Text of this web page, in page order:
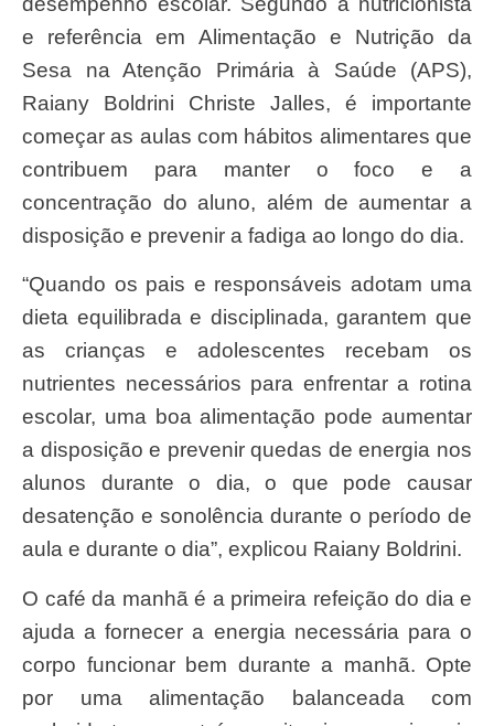
e referência em Alimentação e Nutrição da
Sesa na Atenção Primária à Saúde (APS),
Raiany Boldrini Christe Jalles, é importante
começar as aulas com hábitos alimentares que
contribuem para manter o foco e a
concentração do aluno, além de aumentar a
disposição e prevenir a fadiga ao longo do dia.
“Quando os pais e responsáveis adotam uma
dieta equilibrada e disciplinada, garantem que
as crianças e adolescentes recebam os
nutrientes necessários para enfrentar a rotina
escolar, uma boa alimentação pode aumentar
a disposição e prevenir quedas de energia nos
alunos durante o dia, o que pode causar
desatenção e sonolência durante o período de
aula e durante o dia”, explicou Raiany Boldrini.
O café da manhã é a primeira refeição do dia e
ajuda a fornecer a energia necessária para o
corpo funcionar bem durante a manhã. Opte
por uma alimentação balanceada com